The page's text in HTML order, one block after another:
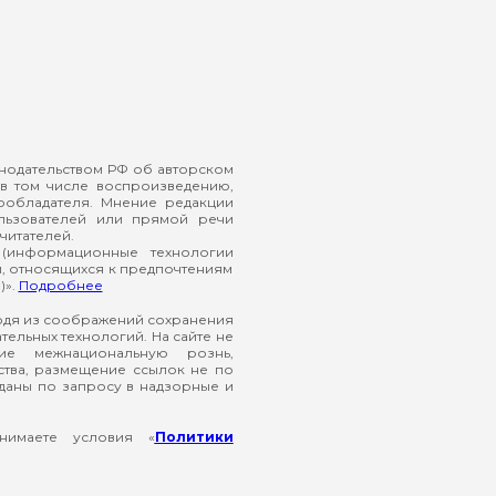
РФ об авторском
числе воспроизведению,
Мнение редакции
или прямой речи
технологии
относящихся к предпочтениям
Подробнее
из соображений сохранения
технологий. На сайте не
межнациональную рознь,
размещение ссылок не по
по запросу в надзорные и
условия «Политики